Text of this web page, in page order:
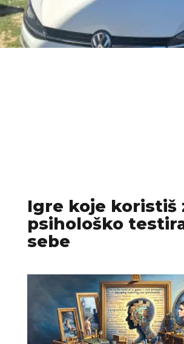
Igre koje koristiš
psihološko
sebe